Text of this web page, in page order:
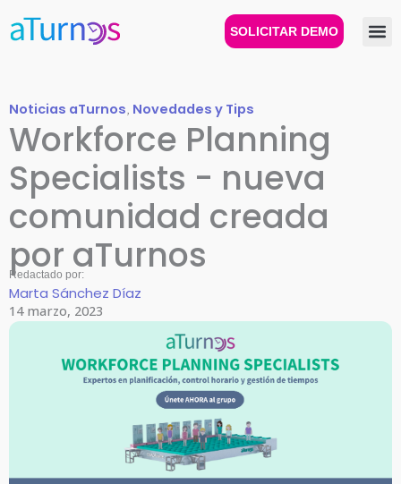
SOLICITAR DEMO
Noticias aTurnos, Novedades y Tips
Workforce Planning
Specialists - nueva
comunidad creada
por aTurnos
Redactado por:
Marta Sánchez Díaz
14 marzo, 2023